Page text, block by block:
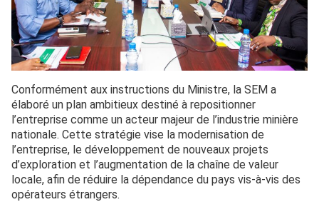
Conformément aux instructions du Ministre, la SEM a
élaboré un plan ambitieux destiné à repositionner
l’entreprise comme un acteur majeur de l’industrie minière
nationale. Cette stratégie vise la modernisation de
l’entreprise, le développement de nouveaux projets
d’exploration et l’augmentation de la chaîne de valeur
locale, afin de réduire la dépendance du pays vis-à-vis des
opérateurs étrangers.